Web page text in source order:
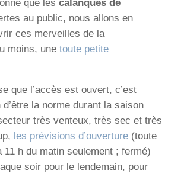
que les calanques de
au public, nous allons en
ces merveilles de la
moins, une toute petite
que l’accès est ouvert, c’est
d’être la norme durant la saison
très venteux, très sec et très
les prévisions d’ouverture (toute
11 h du matin seulement ; fermé)
soir pour le lendemain, pour